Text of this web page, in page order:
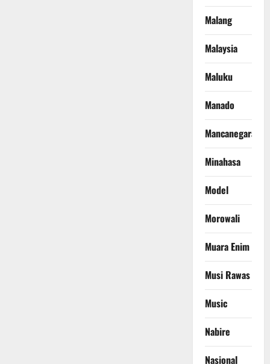
Malang
Malaysia
Maluku
Manado
Mancanegara
Minahasa
Model
Morowali
Muara Enim
Musi Rawas
Music
Nabire
Nasional